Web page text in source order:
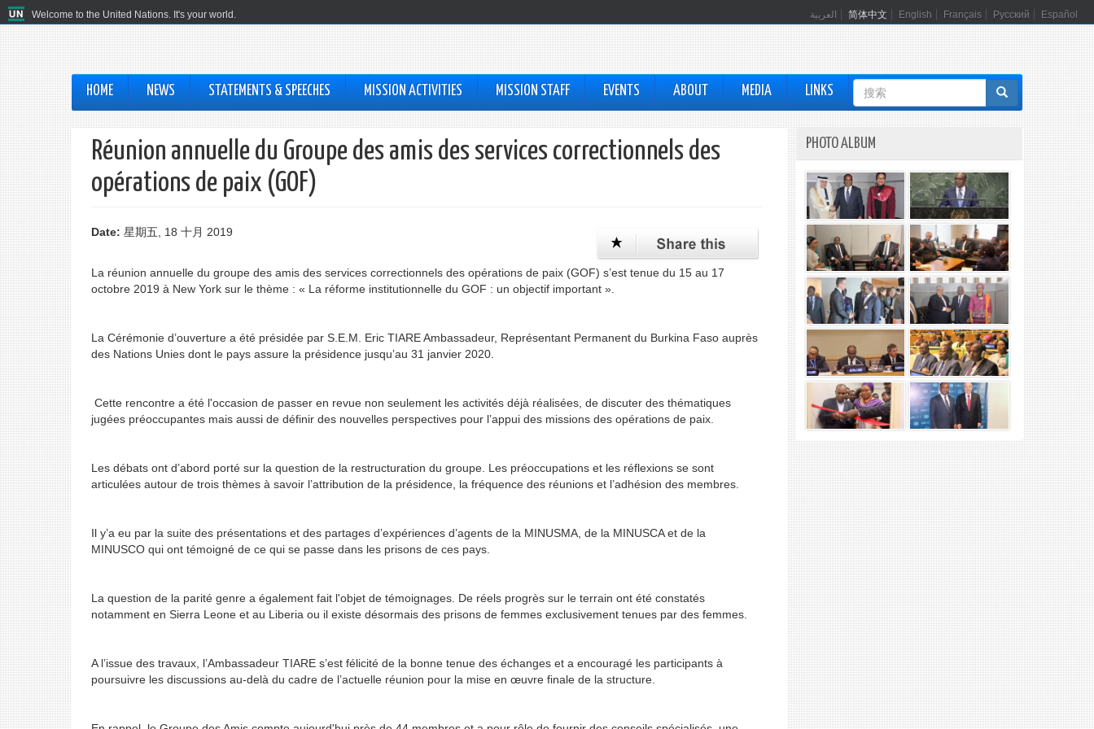
Welcome to the United Nations. It's your world. العربية 简体中文 English Français Русский Español
HOME NEWS STATEMENTS & SPEECHES MISSION ACTIVITIES MISSION STAFF EVENTS ABOUT MEDIA LINKS
搜
索
表
单
Réunion annuelle du Groupe des amis des services correctionnels des
opérations de paix (GOF)
Date: 星期五, 18 十月 2019
La réunion annuelle du groupe des amis des services correctionnels des opérations de paix (GOF) s’est tenue du 15 au 17
octobre 2019 à New York sur le thème : « La réforme institutionnelle du GOF : un objectif important ».
La Cérémonie d’ouverture a été présidée par S.E.M. Eric TIARE Ambassadeur, Représentant Permanent du Burkina Faso auprès
des Nations Unies dont le pays assure la présidence jusqu’au 31 janvier 2020.
Cette rencontre a été l'occasion de passer en revue non seulement les activités déjà réalisées, de discuter des thématiques
jugées préoccupantes mais aussi de définir des nouvelles perspectives pour l’appui des missions des opérations de paix.
Les débats ont d’abord porté sur la question de la restructuration du groupe. Les préoccupations et les réflexions se sont
articulées autour de trois thèmes à savoir l’attribution de la présidence, la fréquence des réunions et l’adhésion des membres.
Il y’a eu par la suite des présentations et des partages d’expériences d’agents de la MINUSMA, de la MINUSCA et de la
MINUSCO qui ont témoigné de ce qui se passe dans les prisons de ces pays.
La question de la parité genre a également fait l'objet de témoignages. De réels progrès sur le terrain ont été constatés
notamment en Sierra Leone et au Liberia ou il existe désormais des prisons de femmes exclusivement tenues par des femmes.
A l’issue des travaux, l’Ambassadeur TIARE s’est félicité de la bonne tenue des échanges et a encouragé les participants à
poursuivre les discussions au-delà du cadre de l’actuelle réunion pour la mise en œuvre finale de la structure.
PHOTO ALBUM